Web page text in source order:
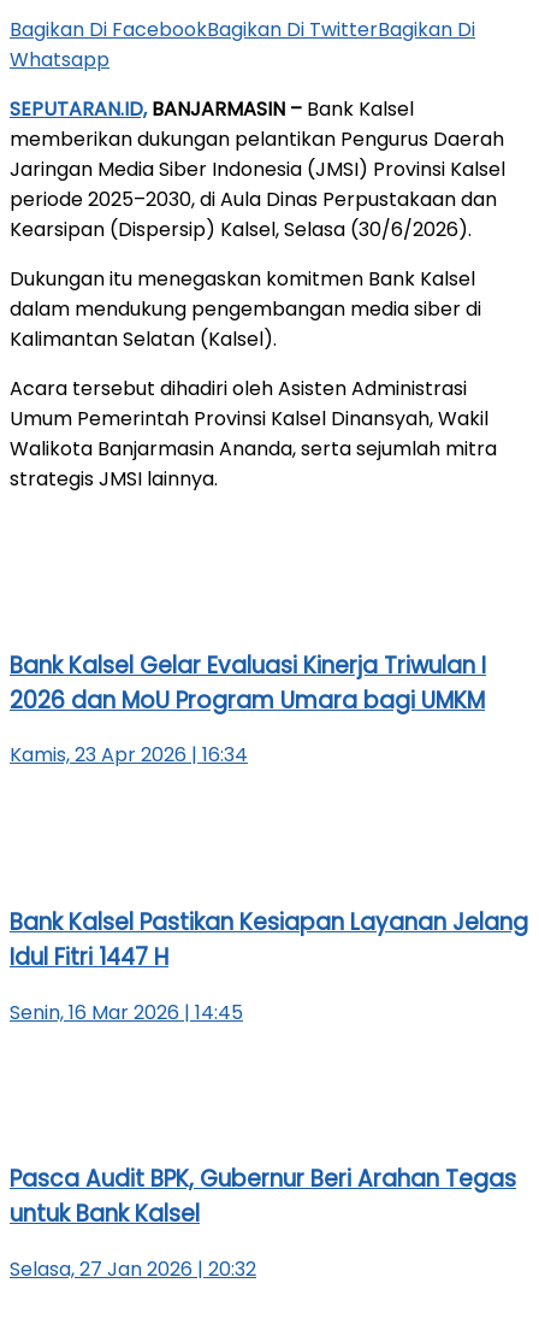
Bagikan Di FacebookBagikan Di TwitterBagikan Di
Whatsapp
SEPUTARAN.ID,BANJARMASIN – Bank Kalsel
memberikan dukungan pelantikan Pengurus Daerah
Jaringan Media Siber Indonesia (JMSI) Provinsi Kalsel
periode 2025–2030, di Aula Dinas Perpustakaan dan
Kearsipan (Dispersip) Kalsel, Selasa (30/6/2026).
Dukungan itu menegaskan komitmen Bank Kalsel
dalam mendukung pengembangan media siber di
Kalimantan Selatan (Kalsel).
Acara tersebut dihadiri oleh Asisten Administrasi
Umum Pemerintah Provinsi Kalsel Dinansyah, Wakil
Walikota Banjarmasin Ananda, serta sejumlah mitra
strategis JMSI lainnya.
Bank Kalsel Gelar Evaluasi Kinerja Triwulan I
2026 dan MoU Program Umara bagi UMKM
Kamis, 23 Apr 2026 | 16:34
Bank Kalsel Pastikan Kesiapan Layanan Jelang
Idul Fitri 1447 H
Senin, 16 Mar 2026 | 14:45
Pasca Audit BPK, Gubernur Beri Arahan Tegas
untuk Bank Kalsel
Selasa, 27 Jan 2026 | 20:32